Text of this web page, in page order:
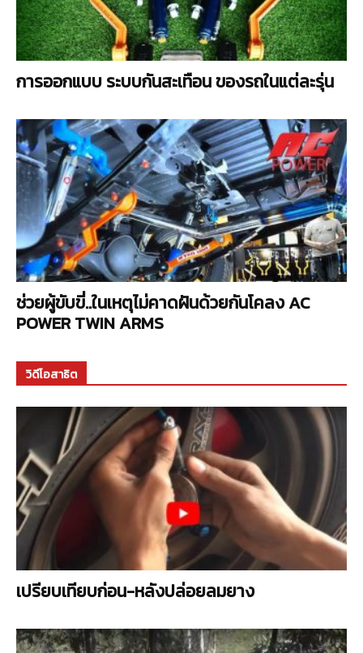
การออกแบบ ระบบกันสะเทือน ของรถในแต่ละรุ่น
ช่วยผู้ขับขี่..ในเหตุไม่คาดฝันด้วยกันโคลง AC
POWER TWIN ARMS
วิดีโอสาธิต
เปรียบเทียบก่อน-หลังปล่อยลมยาง